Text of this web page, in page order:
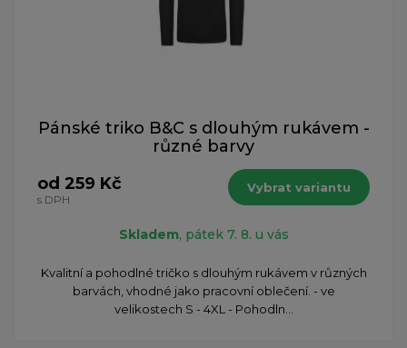
Pánské triko B&C s dlouhým rukávem -
různé barvy
od 259 Kč
s DPH
Vybrat variantu
Skladem, pátek 7. 8. u vás
​Kvalitní a pohodlné tričko s dlouhým rukávem v různých
barvách, vhodné jako pracovní oblečení. - ve
velikostech S - 4XL - Pohodln...